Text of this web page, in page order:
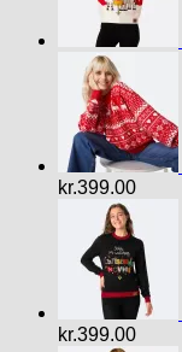
kr.399.00
kr.399.00